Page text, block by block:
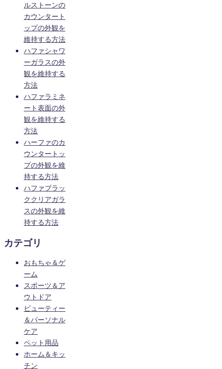
ルストーンの
カウンタート
ップの外観を
維持する方法
ハファシャワ
ーガラスの外
観を維持する
方法
ハファラミネ
ート表面の外
観を維持する
方法
ハーファのカ
ウンタートッ
プの外観を維
持する方法
ハファブラッ
ククリアガラ
スの外観を維
持する方法
カテゴリ
おもちゃ＆ゲ
ーム
スポーツ＆ア
ウトドア
ビューティー
＆パーソナル
ケア
ペット用品
ホーム＆キッ
チン